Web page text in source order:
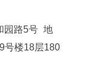
园路5号 地
号楼18层180